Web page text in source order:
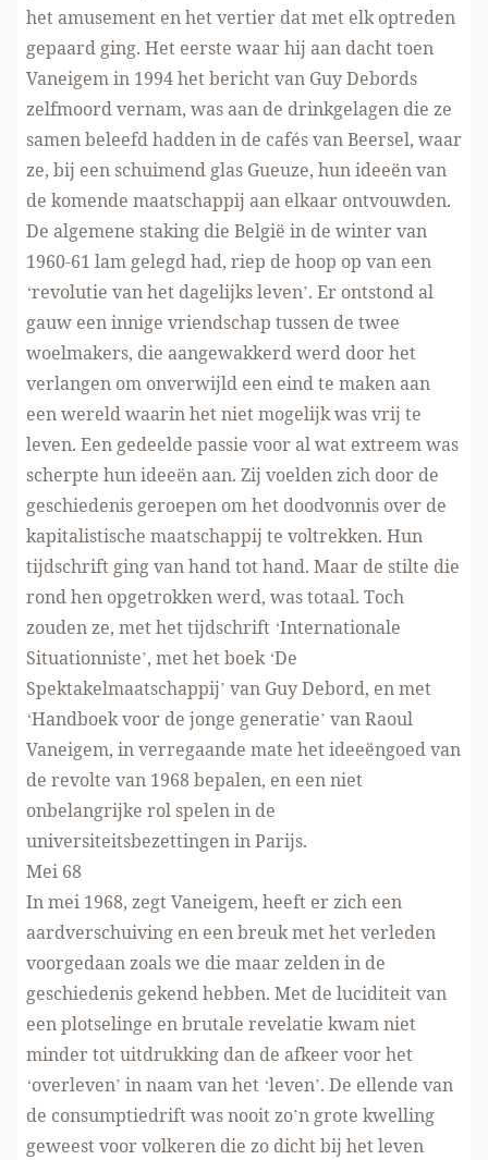
het amusement en het vertier dat met elk optreden
gepaard ging. Het eerste waar hij aan dacht toen
Vaneigem in 1994 het bericht van Guy Debords
zelfmoord vernam, was aan de drinkgelagen die ze
samen beleefd hadden in de cafés van Beersel, waar
ze, bij een schuimend glas Gueuze, hun ideeën van
de komende maatschappij aan elkaar ontvouwden.
De algemene staking die België in de winter van
1960-61 lam gelegd had, riep de hoop op van een
‘revolutie van het dagelijks leven’. Er ontstond al
gauw een innige vriendschap tussen de twee
woelmakers, die aangewakkerd werd door het
verlangen om onverwijld een eind te maken aan
een wereld waarin het niet mogelijk was vrij te
leven. Een gedeelde passie voor al wat extreem was
scherpte hun ideeën aan. Zij voelden zich door de
geschiedenis geroepen om het doodvonnis over de
kapitalistische maatschappij te voltrekken. Hun
tijdschrift ging van hand tot hand. Maar de stilte die
rond hen opgetrokken werd, was totaal. Toch
zouden ze, met het tijdschrift ‘Internationale
Situationniste’, met het boek ‘De
Spektakelmaatschappij’ van Guy Debord, en met
‘Handboek voor de jonge generatie’ van Raoul
Vaneigem, in verregaande mate het ideeëngoed van
de revolte van 1968 bepalen, en een niet
onbelangrijke rol spelen in de
universiteitsbezettingen in Parijs.
Mei 68
In mei 1968, zegt Vaneigem, heeft er zich een
aardverschuiving en een breuk met het verleden
voorgedaan zoals we die maar zelden in de
geschiedenis gekend hebben. Met de luciditeit van
een plotselinge en brutale revelatie kwam niet
minder tot uitdrukking dan de afkeer voor het
‘overleven’ in naam van het ‘leven’. De ellende van
de consumptiedrift was nooit zo’n grote kwelling
geweest voor volkeren die zo dicht bij het leven